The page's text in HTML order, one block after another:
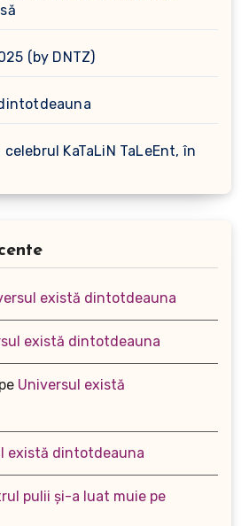
(by DNTZ)
KaTaLiN TaLeEnt, în
există dintotdeauna
există dintotdeauna
pe Universul există
există dintotdeauna
pulii și-a luat muie pe